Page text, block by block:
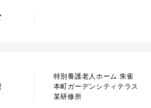
特別養護老人ホーム 朱雀
本町ガーデンシティテラス
某研修所